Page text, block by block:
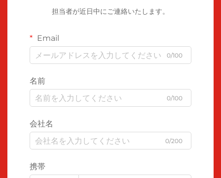
担当者が近日中にご連絡いたします。
Email
0/100
名前
0/100
会社名
0/200
携帯